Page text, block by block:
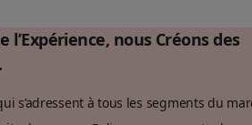
l’Expérience, nous Créons des
s’adressent à tous les segments du